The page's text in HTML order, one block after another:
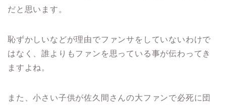
だと思います。
恥ずかしいなどが理由でファンサをしていないわけで
はなく、誰よりもファンを思っている事が伝わってき
ますよね。
また、小さい子供が佐久間さんの大ファンで必死に団